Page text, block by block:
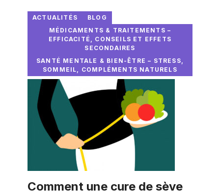
ACTUALITÉS
BLOG
MÉDICAMENTS & TRAITEMENTS –
EFFICACITÉ, CONSEILS ET EFFETS
SECONDAIRES
SANTÉ MENTALE & BIEN-ÊTRE – STRESS,
SOMMEIL, COMPLÉMENTS NATURELS
Comment une cure de sève